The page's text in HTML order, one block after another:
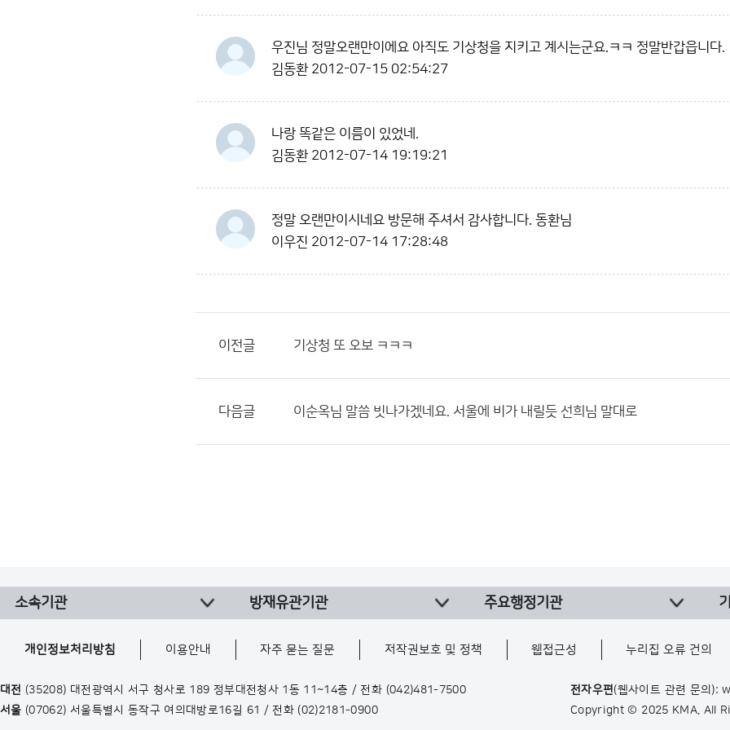
우진님 정말오랜만이에요 아직도 기상청을 지키고 계시는군요.ㅋㅋ 정말반갑읍니다.
김동환 2012-07-15 02:54:27
나랑 똑같은 이름이 있었네.
김동환 2012-07-14 19:19:21
정말 오랜만이시네요 방문해 주셔서 감사합니다. 동환님
이우진 2012-07-14 17:28:48
이전글 기상청 또 오보 ㅋㅋㅋ
다음글 이순옥님 말씀 빗나가겠네요. 서울에 비가 내릴듯 선희님 말대로
소속기관 방재유관기관 주요행정기관
개인정보처리방침 이용안내 자주 묻는 질문 저작권보호 및 정책 웹접근성 누리집 오류 건의
대전 (35208) 대전광역시 서구 청사로 189 정부대전청사 1동 11~14층 / 전화 (042)481-7500
서울 (07062) 서울특별시 동작구 여의대방로16길 61 / 전화 (02)2181-0900
전자우편(웹사이트 관련 문의
Copyright © 2025 KMA. All